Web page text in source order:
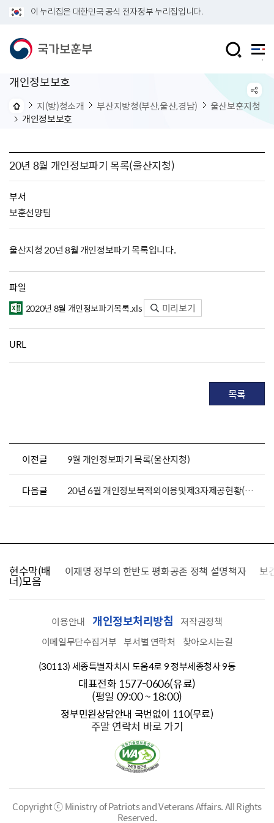
이 누리집은 대한민국 공식 전자정부 누리집입니다.
개인정보보호
지(방)청소개 부산지방청(부산,울산,경남)
울산보훈지청
개인정보보호
20년 8월 개인정보파기 목록(울산지청)
부서
보훈선양팀
울산지청 20년 8월 개인정보파기 목록입니다.
파일
2020년 8월 개인정보파기목록.xls 미리보기
URL
목록
이전글 9월 개인정보파기 목록(울산지청)
다음글 20년 6월 개인정보목적외이용및제3자제공현황(울산지청)
현수막(배
너)모음
찾습니다 이재명 정부의 한반도 평화공존 정책 설명책자 보
이용안내 개인정보처리방침
저작권정책
이메일무단수집거부 부서별 연락처
찾아오시는길
(30113) 세종특별자치시 도움4로 9 정부세종청사 9동
대표전화 1577-0606(유료)
(평일 09:00 ~ 18:00)
정부민원상담안내 국번없이 110(무료)
주말 연락처 바로 가기
Copyright ⓒ Ministry of Patriots and Veterans Affairs.All Rights
Reserved.